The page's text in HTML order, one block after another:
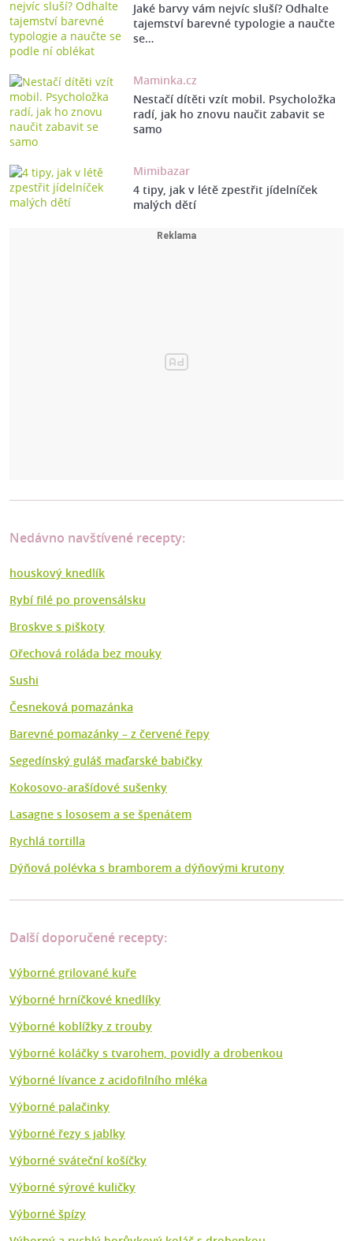
Jaké barvy vám nejvíc sluší? Odhalte
tajemství barevné typologie a naučte
se…
Maminka.cz
Nestačí dítěti vzít mobil. Psycholožka
radí, jak ho znovu naučit zabavit se
samo
Mimibazar
4 tipy, jak v létě zpestřit jídelníček
malých dětí
Nedávno navštívené recepty:
houskový knedlík
Rybí filé po provensálsku
Broskve s piškoty
Ořechová roláda bez mouky
Sushi
Česneková pomazánka
Barevné pomazánky – z červené řepy
Segedínský guláš maďarské babičky
Kokosovo-arašídové sušenky
Lasagne s lososem a se špenátem
Rychlá tortilla
Dýňová polévka s bramborem a dýňovými krutony
Další doporučené recepty:
Výborné grilované kuře
Výborné hrníčkové knedlíky
Výborné koblížky z trouby
Výborné koláčky s tvarohem, povidly a drobenkou
Výborné lívance z acidofilního mléka
Výborné palačinky
Výborné řezy s jablky
Výborné sváteční košíčky
Výborné sýrové kuličky
Výborné špízy